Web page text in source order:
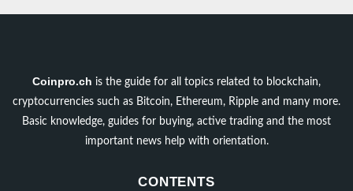
Coinpro.ch is the guide for all topics related to blockchain,
cryptocurrencies such as Bitcoin, Ethereum, Ripple and many more.
Basic knowledge, guides for buying, active trading and the most
important news help with orientation.
CONTENTS